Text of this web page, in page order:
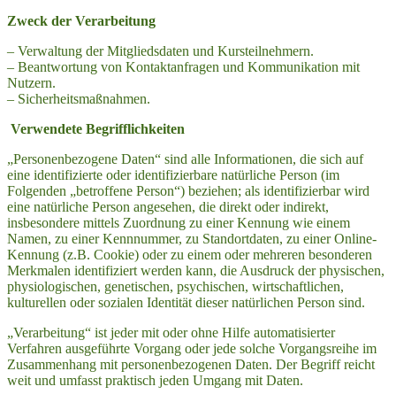
Zweck der Verarbeitung
– Verwaltung der Mitgliedsdaten und Kursteilnehmern.
– Beantwortung von Kontaktanfragen und Kommunikation mit
Nutzern.
– Sicherheitsmaßnahmen.
Verwendete Begrifflichkeiten
„Personenbezogene Daten“ sind alle Informationen, die sich auf
eine identifizierte oder identifizierbare natürliche Person (im
Folgenden „betroffene Person“) beziehen; als identifizierbar wird
eine natürliche Person angesehen, die direkt oder indirekt,
insbesondere mittels Zuordnung zu einer Kennung wie einem
Namen, zu einer Kennnummer, zu Standortdaten, zu einer Online-
Kennung (z.B. Cookie) oder zu einem oder mehreren besonderen
Merkmalen identifiziert werden kann, die Ausdruck der physischen,
physiologischen, genetischen, psychischen, wirtschaftlichen,
kulturellen oder sozialen Identität dieser natürlichen Person sind.
„Verarbeitung“ ist jeder mit oder ohne Hilfe automatisierter
Verfahren ausgeführte Vorgang oder jede solche Vorgangsreihe im
Zusammenhang mit personenbezogenen Daten. Der Begriff reicht
weit und umfasst praktisch jeden Umgang mit Daten.